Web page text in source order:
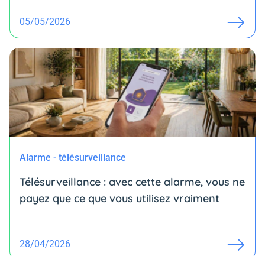
05/05/2026
Alarme - télésurveillance
Télésurveillance : avec cette alarme, vous ne
payez que ce que vous utilisez vraiment
28/04/2026